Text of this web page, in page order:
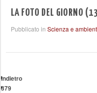
LA FOTO DEL GIORNO
Pubblicato in Scienza e
Indietro
379